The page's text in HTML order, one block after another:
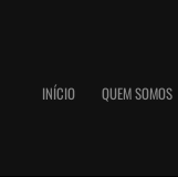
INÍCIO QUEM SOMOS